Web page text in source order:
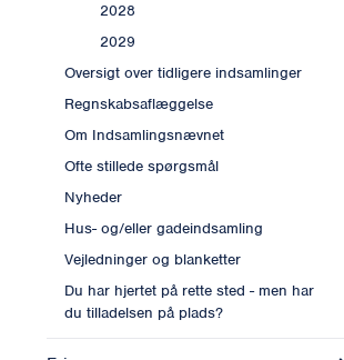
2028
2029
Oversigt over tidligere indsamlinger
Regnskabsaflæggelse
Om Indsamlingsnævnet
Ofte stillede spørgsmål
Nyheder
Hus- og/eller gadeindsamling
Vejledninger og blanketter
Du har hjertet på rette sted - men har
du tilladelsen på plads?